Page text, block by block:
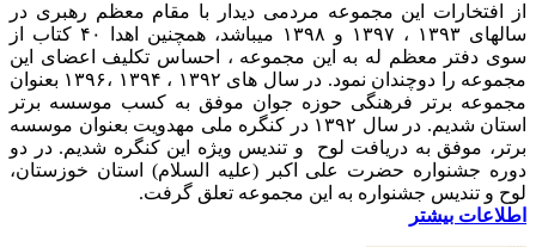
از افتخارات این مجموعه مردمی دیدار با مقام معظم رهبری در
سالهای ۱۳۹۳ ، ۱۳۹۷ و ۱۳۹۸ میباشد، همچنین اهدا ۴۰ کتاب از
سوی دفتر معظم له به این مجموعه ، احساس تکلیف اعضای این
مجموعه را دوچندان نمود. در سال های ۱۳۹۲ ، ۱۳۹۴ ،۱۳۹۶ بعنوان
مجموعه برتر فرهنگی حوزه جوان موفق به کسب موسسه برتر
استان شدیم. در سال ۱۳۹۲ در کنگره ملی مهدویت بعنوان موسسه
برتر، موفق به دریافت لوح و تندیس ویژه این کنگره شدیم. در دو
دوره جشنواره حضرت علی اکبر (علیه السلام) استان خوزستان،
لوح و تندیس جشنواره به این مجموعه تعلق گرفت.
اطلاعات بیشتر